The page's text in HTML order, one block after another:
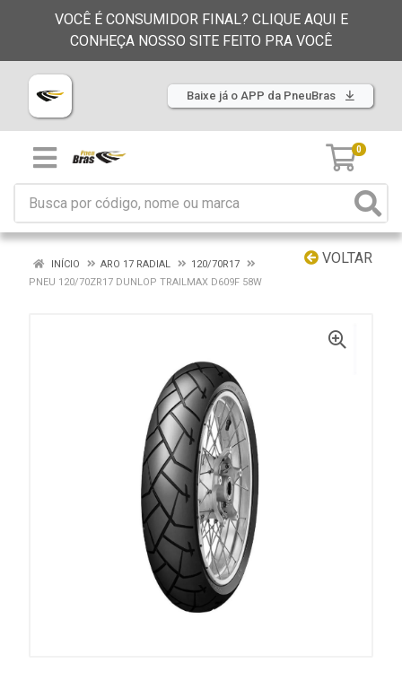
VOCÊ É CONSUMIDOR FINAL? CLIQUE AQUI E
CONHEÇA NOSSO SITE FEITO PRA VOCÊ
Baixe já o APP da PneuBras
0
VOLTAR
INÍCIO ARO 17 RADIAL
120/70R17
PNEU 120/70ZR17 DUNLOP TRAILMAX D609F 58W